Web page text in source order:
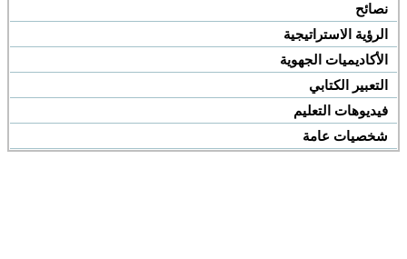
نصائح
الرؤية الاستراتيجية
الأكاديميات الجهوية
التعبير الكتابي
فيديوهات التعليم
شخصيات عامة